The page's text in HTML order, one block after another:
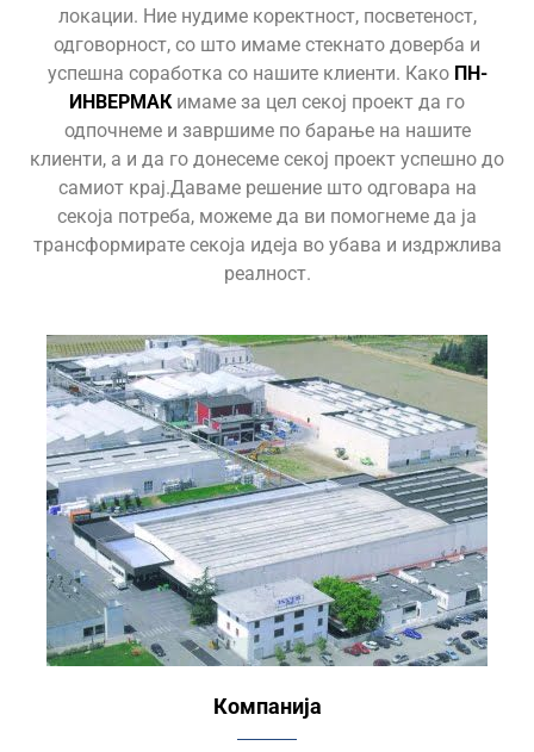
локации. Ние нудиме коректност, посветеност,
одговорност, со што имаме стекнато доверба и
успешна соработка со нашите клиенти. Како ПН-
ИНВЕРМАК имаме за цел секој проект да го
одпочнеме и завршиме по барање на нашите
клиенти, а и да го донесеме секој проект успешно до
самиот крај.Даваме решение што одговара на
секоја потреба, можеме да ви помогнеме да ја
трансформирате секоја идеја во убава и издржлива
реалност.
Компанија